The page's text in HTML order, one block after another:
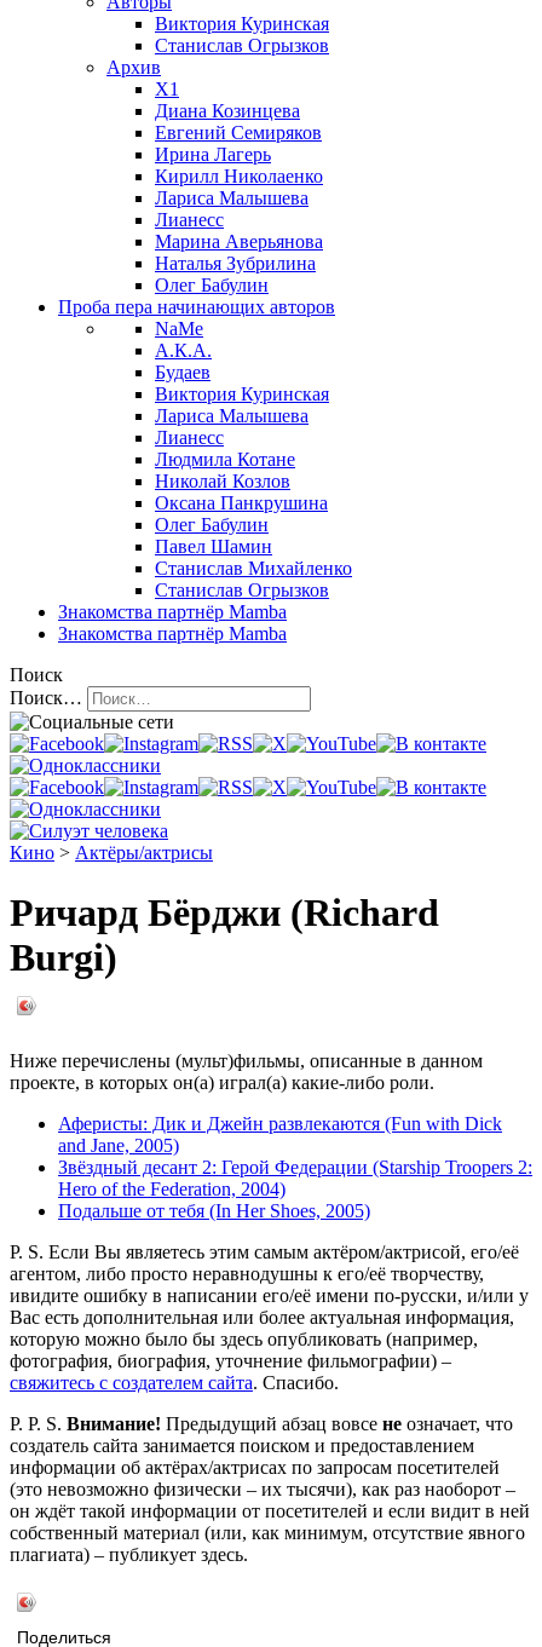
Виктория Куринская
Станислав Огрызков
Архив
X1
Диана Козинцева
Евгений Семиряков
Ирина Лагерь
Кирилл Николаенко
Лариса Малышева
Лианесс
Марина Аверьянова
Наталья Зубрилина
Олег Бабулин
Проба пера начинающих авторов
NaMe
А.К.А.
Будаев
Виктория Куринская
Лариса Малышева
Лианесс
Людмила Котане
Николай Козлов
Оксана Панкрушина
Олег Бабулин
Павел Шамин
Станислав Михайленко
Станислав Огрызков
Знакомства партнёр Mamba
Знакомства партнёр Mamba
Поиск
Поиск…
Кино > Актёры/актрисы
Ричард Бёрджи (Richard
Burgi)
Ниже перечислены (мульт)фильмы, описанные в данном
проекте, в которых он(а) играл(а) какие-либо роли.
Аферисты: Дик и Джейн развлекаются (Fun with Dick
and Jane, 2005)
Звёздный десант 2: Герой Федерации (Starship Troopers 2:
Hero of the Federation, 2004)
Подальше от тебя (In Her Shoes, 2005)
P. S. Если Вы являетесь этим самым актёром/актрисой, его/её
агентом, либо просто неравнодушны к его/её творчеству,
ивидите ошибку в написании его/её имени по-русски, и/или у
Вас есть дополнительная или более актуальная информация,
которую можно было бы здесь опубликовать (например,
фотография, биография, уточнение фильмографии) –
свяжитесь с создателем сайта. Спасибо.
P. P. S. Внимание! Предыдущий абзац вовсе не означает, что
создатель сайта занимается поиском и предоставлением
информации об актёрах/актрисах по запросам посетителей
(это невозможно физически – их тысячи), как раз наоборот –
он ждёт такой информации от посетителей и если видит в ней
собственный материал (или, как минимум, отсутствие явного
плагиата) – публикует здесь.
Поделиться